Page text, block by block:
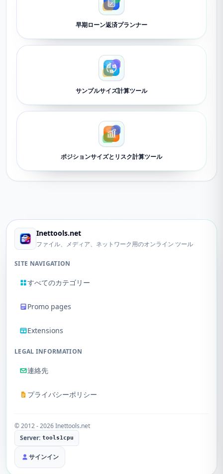
早期ローン返済プランナー
サンプルサイズ計算ツール
ポジションサイズとリスク計算ツール
Inettools.net
ファイル、メディア、ネットワーク用のオンライン ツール
SITE NAVIGATION
すべてのカテゴリー
Promo pages
Extensions
LEGAL INFORMATION
連絡先
プライバシーポリシー
© 2012 - 2026 Inettools.net
Server: tools1cpu
サインイン